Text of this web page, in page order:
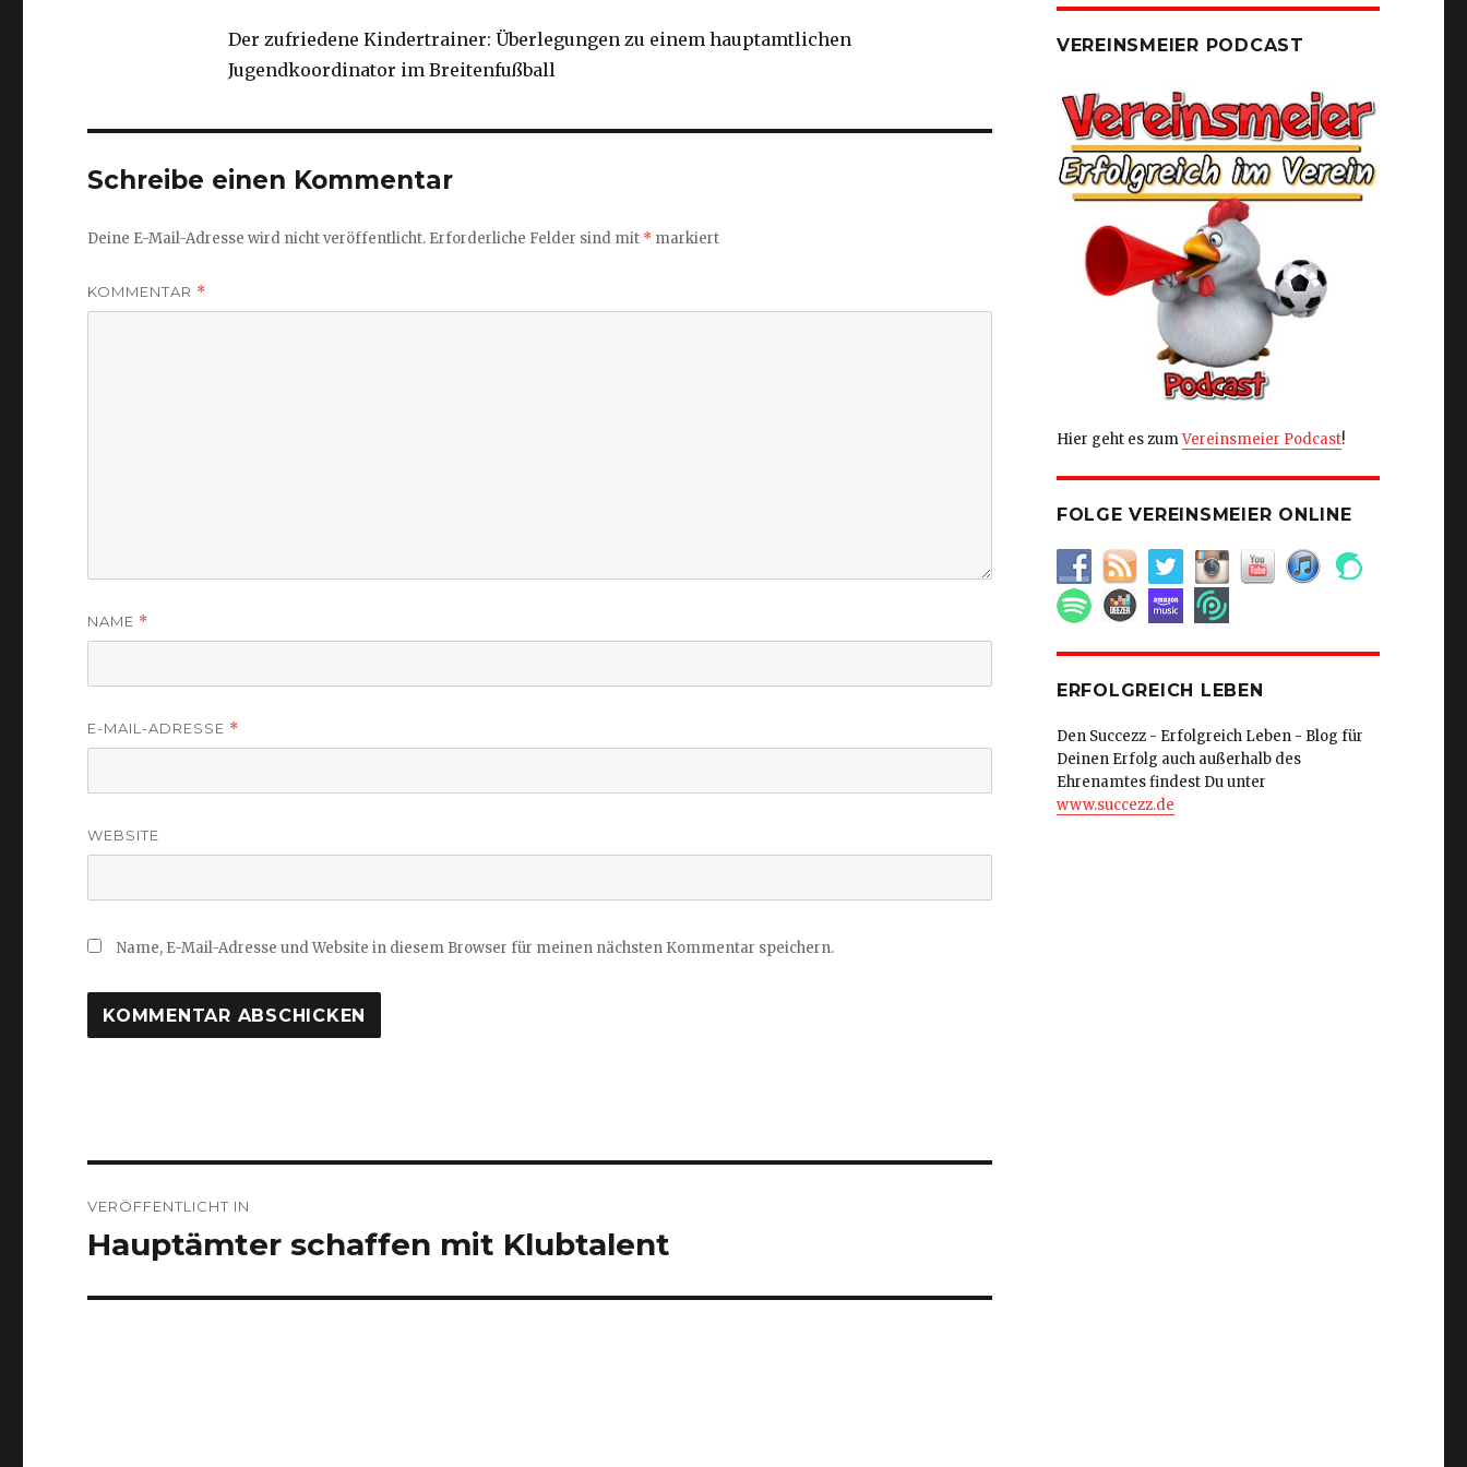
Der zufriedene Kindertrainer: Überlegungen zu einem hauptamtlichen
Jugendkoordinator im Breitenfußball
Schreibe einen Kommentar
Deine E-Mail-Adresse wird nicht veröffentlicht. Erforderliche Felder sind mit * markiert
KOMMENTAR *
NAME *
E-MAIL-ADRESSE *
WEBSITE
Name, E-Mail-Adresse und Website in diesem Browser für meinen nächsten Kommentar speichern.
VERÖFFENTLICHT IN
Hauptämter schaffen mit Klubtalent
VEREINSMEIER PODCAST
Hier geht es zumVereinsmeier Podcast!
FOLGE VEREINSMEIER ONLINE
ERFOLGREICH LEBEN
Den Succezz - Erfolgreich Leben - Blog für
Deinen Erfolg auch außerhalb des
Ehrenamtes findest Du unter
www.succezz.de